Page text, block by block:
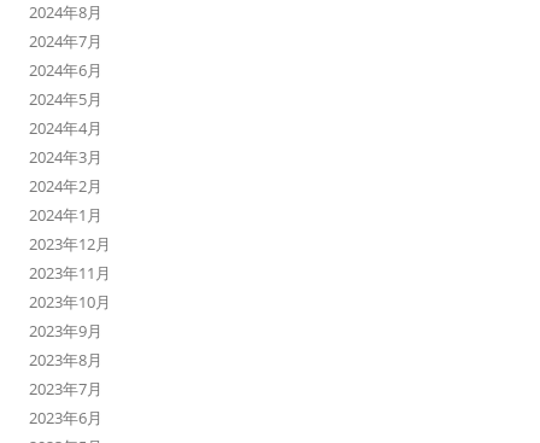
2024年8月
2024年7月
2024年6月
2024年5月
2024年4月
2024年3月
2024年2月
2024年1月
2023年12月
2023年11月
2023年10月
2023年9月
2023年8月
2023年7月
2023年6月